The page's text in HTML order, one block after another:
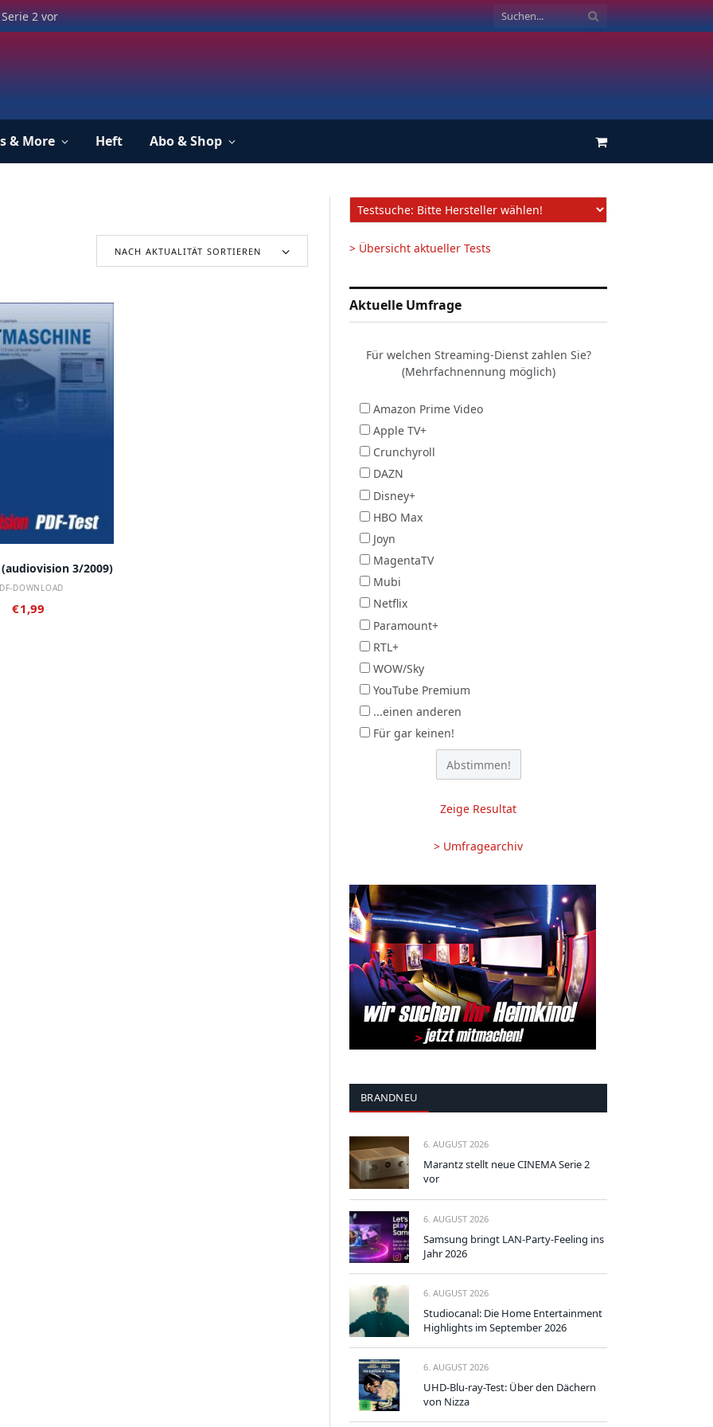
2 vor
& More Heft Abo & Shop Einkaufswagen
NACH AKTUALITÄT SORTIEREN
(audiovision 3/2009)
DOWNLOAD
€1,99
> Übersicht aktueller Tests
Aktuelle Umfrage
Für welchen Streaming-Dienst zahlen Sie?
(Mehrfachnennung möglich)
Amazon Prime Video
Apple TV+
Crunchyroll
DAZN
Disney+
HBO Max
Joyn
MagentaTV
Mubi
Netflix
Paramount+
RTL+
WOW/Sky
YouTube Premium
...einen anderen
Für gar keinen!
Zeige Resultat
> Umfragearchiv
BRANDNEU
6. AUGUST 2026
Marantz stellt neue CINEMA Serie 2
vor
6. AUGUST 2026
Samsung bringt LAN-Party-Feeling ins
Jahr 2026
6. AUGUST 2026
Studiocanal: Die Home Entertainment
Highlights im September 2026
6. AUGUST 2026
UHD-Blu-ray-Test: Über den Dächern
von Nizza